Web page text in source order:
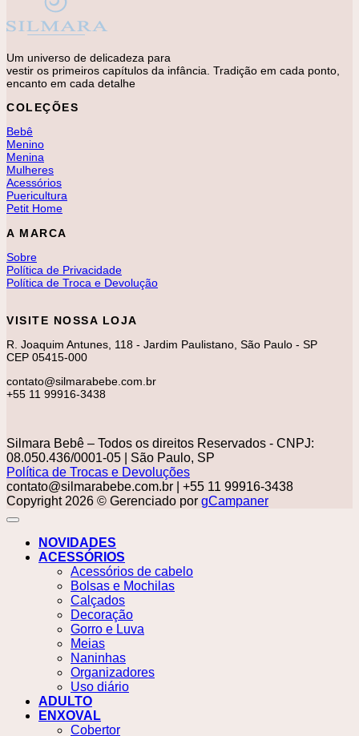
Um universo de delicadeza para
vestir os primeiros capítulos da infância. Tradição em cada ponto,
encanto em cada detalhe
COLEÇÕES
Bebê
Menino
Menina
Mulheres
Acessórios
Puericultura
Petit Home
A MARCA
Sobre
Política de Privacidade
Política de Troca e Devolução
VISITE NOSSA LOJA
R. Joaquim Antunes, 118 - Jardim Paulistano, São Paulo - SP
CEP 05415-000
contato@silmarabebe.com.br
+55 11 99916-3438
Silmara Bebê – Todos os direitos Reservados - CNPJ:
08.050.436/0001-05 | São Paulo, SP
Política de Trocas e Devoluções
contato@silmarabebe.com.br | +55 11 99916-3438
Copyright 2026 © Gerenciado por gCampaner
NOVIDADES
ACESSÓRIOS
Acessórios de cabelo
Bolsas e Mochilas
Calçados
Decoração
Gorro e Luva
Meias
Naninhas
Organizadores
Uso diário
ADULTO
ENXOVAL
Cobertor